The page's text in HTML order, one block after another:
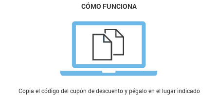
CÓMO FUNCIONA
Copia el código del cupón de descuento y pégalo en el lugar indicado